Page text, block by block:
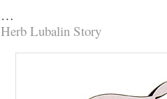
…
Herb Lubalin Story